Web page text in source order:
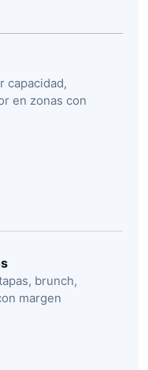
capacidad,
en zonas con
brunch,
margen